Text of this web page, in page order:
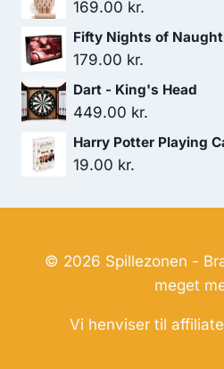
249.00 kr..
169.00 kr.
Fifty Nights of
179.00 kr.
Dart - King's Head
449.00 kr.
Harry Potter Playing
19.00 kr.
© 2026 Spillezonen -
meget
Vi henviser til